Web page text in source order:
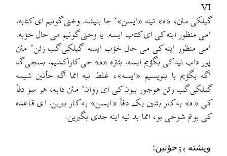
VI
گیلکی مئن، «ه» تینه «ایسن»ˇ جا بنیشه. وختی گونیم ای کتابه.
امی منظور اینه کی ای کتاب ایسه. یا وختی گونیم می حال خؤبه.
امی منظور اینه کی می حال خؤب ایسه. گیلکی گب زئنˇ مئن
پور داب نیه کی بگؤیم ایسه. بئتره «ه» جی کاراکشیم. بسچی گه
اگه بگؤیم یا بنویسیم «ایسه»، غلط نیه امما اگه خأنین شیمه
گیلکی گب زئن هوجور ببون کی ای زوانˇ مئن دابه، هر سو دفأ
کی «ه» به کار بئنین یک دفأ «ایسن» به کار ببرین. ای قاعده
کی بوتم شوخی بو، امما بد نیه اینه جدی بگیرین.
ويشته بۊخؤنين: